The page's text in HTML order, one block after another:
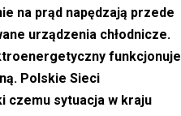
na prąd napędzają przede
urządzenia chłodnicze.
funkcjonuje
Polskie Sieci
czemu sytuacja w kraju